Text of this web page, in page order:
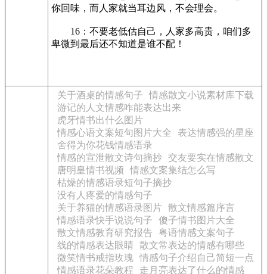
你回味，而人家就当耳边风，不会理会。
16：不要老低估自己，人家多高贵，咱们多
卑微到最后还不知道是谁不配！
关于酒桌的情感句子
情感散文小说素材库下载
游记的人文情感咋能表达出来
虎牙情书出什么图片
情感心语文案短句图片大全
表达情感强的星座
舍得为你花钱情感语录
情感的宣泄散文诗句摘抄 交友要实在情感散文
唐明皇情书视频
情感文案集结怎么写
枯燥的情感语录短句子摘抄
没有人疼爱的情感句子
关于养猫的情感语录图片 散文情感篇序言
情感语录快手说说句子
傻子情书图片大全
散文情感教育研究报告
粤语情感文案句子
线的情感表达眼睛
散文常表达的情感有哪些
微笑情书戒指玫瑰
情感句子介绍自己简短一点
情感语录花朵教程
走月亮表达了什么的情感